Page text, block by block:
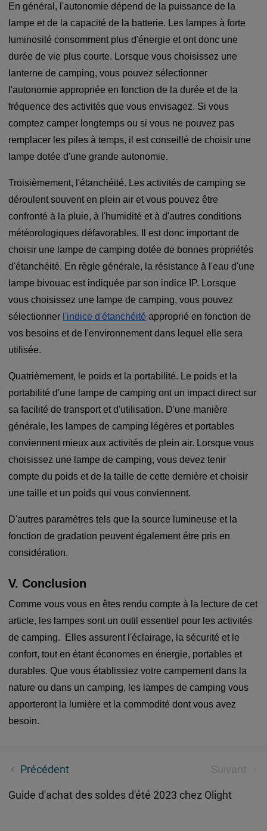
En général, l'autonomie dépend de la puissance de la
lampe et de la capacité de la batterie. Les lampes à forte
luminosité consomment plus d'énergie et ont donc une
durée de vie plus courte. Lorsque vous choisissez une
lanterne de camping, vous pouvez sélectionner
l'autonomie appropriée en fonction de la durée et de la
fréquence des activités que vous envisagez. Si vous
comptez camper longtemps ou si vous ne pouvez pas
remplacer les piles à temps, il est conseillé de choisir une
lampe dotée d'une grande autonomie.
Troisièmement, l'étanchéité. Les activités de camping se
déroulent souvent en plein air et vous pouvez être
confronté à la pluie, à l'humidité et à d'autres conditions
météorologiques défavorables. Il est donc important de
choisir une lampe de camping dotée de bonnes propriétés
d'étanchéité. En règle générale, la résistance à l'eau d'une
lampe bivouac est indiquée par son indice IP. Lorsque
vous choisissez une lampe de camping, vous pouvez
sélectionner l'indice d'étanchéité approprié en fonction de
vos besoins et de l'environnement dans lequel elle sera
utilisée.
Quatrièmement, le poids et la portabilité. Le poids et la
portabilité d'une lampe de camping ont un impact direct sur
sa facilité de transport et d'utilisation. D'une manière
générale, les lampes de camping légères et portables
conviennent mieux aux activités de plein air. Lorsque vous
choisissez une lampe de camping, vous devez tenir
compte du poids et de la taille de cette dernière et choisir
une taille et un poids qui vous conviennent.
D'autres paramètres tels que la source lumineuse et la
fonction de gradation peuvent également être pris en
considération.
V. Conclusion
Comme vous vous en êtes rendu compte à la lecture de cet
article, les lampes sont un outil essentiel pour les activités
de camping. Elles assurent l'éclairage, la sécurité et le
confort, tout en étant économes en énergie, portables et
durables. Que vous établissiez votre campement dans la
nature ou dans un camping, les lampes de camping vous
apporteront la lumière et la commodité dont vous avez
besoin.
Précédent Suivant
Lampe tactique EDC de qualité WARRIOR MINI 3
Guide d'achat des soldes d'été 2023 chez Olight